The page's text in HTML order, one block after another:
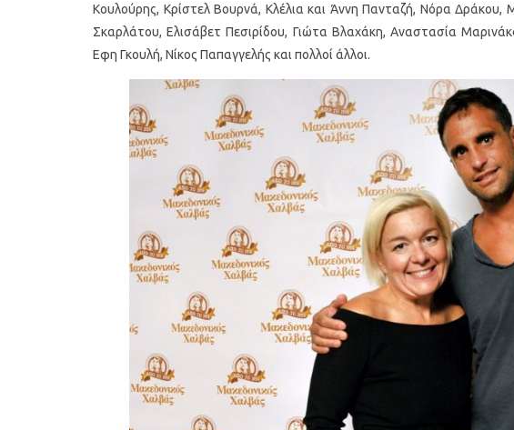
Κουλούρης, Κρίστελ Βουρνά, Κλέλια και Άννη Πανταζή, Νόρα
Σκαρλάτου, Ελισάβετ Πεσιρίδου, Γιώτα Βλαχάκη, Αναστασία
Εφη Γκουλή, Νίκος Παπαγγελής και πολλοί άλλοι.